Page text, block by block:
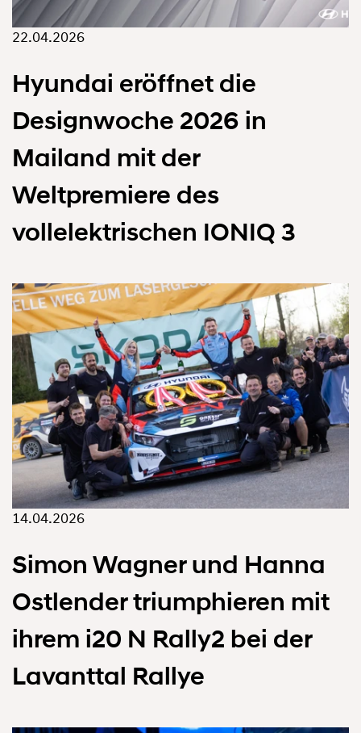
22.04.2026
Hyundai eröffnet die
Designwoche 2026 in
Mailand mit der
Weltpremiere des
vollelektrischen IONIQ 3
14.04.2026
Simon Wagner und Hanna
Ostlender triumphieren mit
ihrem i20 N Rally2 bei der
Lavanttal Rallye